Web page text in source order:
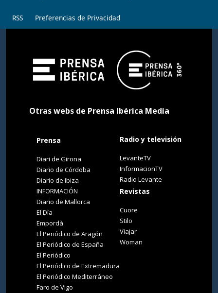
RSS Preferencias de Privacidad
Otras webs de Prensa Ibérica Media
Prensa
Diari de Girona
Diario de Córdoba
Diario de Ibiza
INFORMACIÓN
Diario de Mallorca
El Día
Empordà
El Periódico de Aragón
El Periódico de España
El Periódico
El Periódico de Extremadura
El Periódico Mediterráneo
Faro de Vigo
Radio y televisión
LevanteTV
InformacionTV
Radio Levante
Revistas
Cuore
Stilo
Viajar
Woman